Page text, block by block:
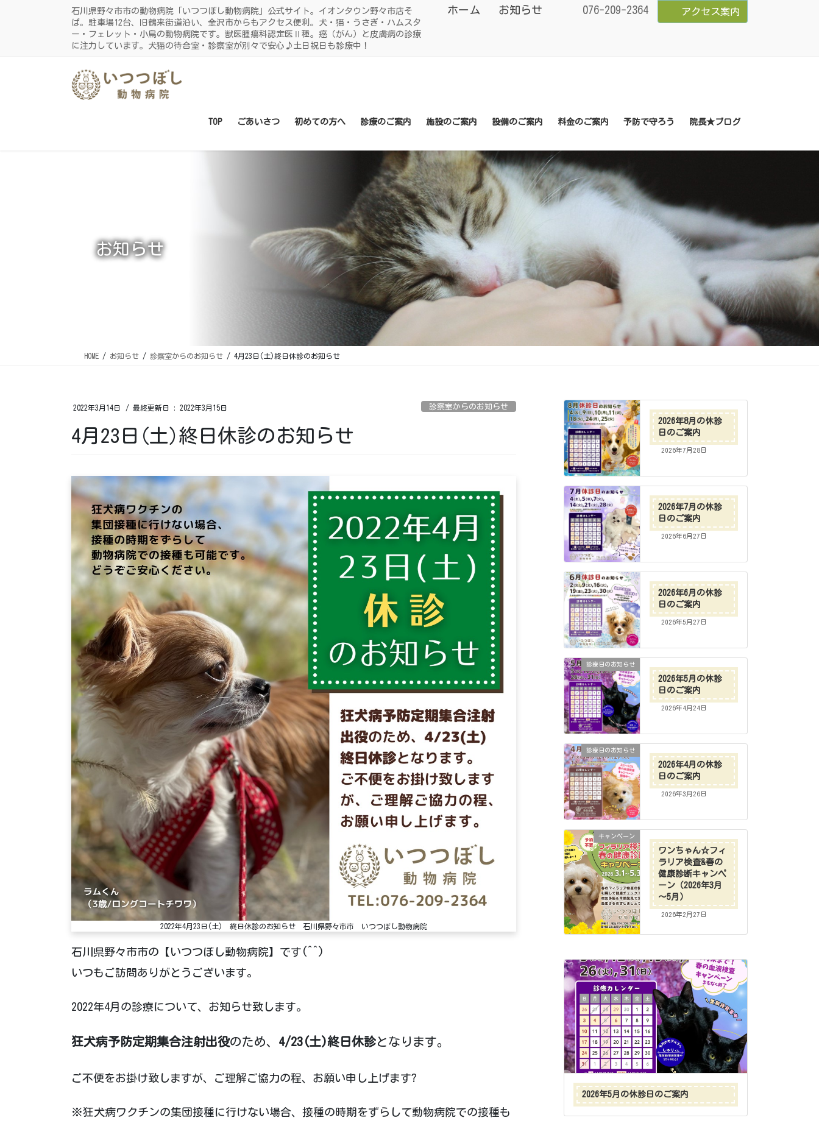
石川県野々市市の動物病院「いつつぼし動物病院」公式サイト。イオンタウン野々市店そ
ば。駐車場12台、旧鶴来街道沿い、金沢市からもアクセス便利。犬・猫・うさぎ・ハムスタ
ー・フェレット・小鳥の動物病院です。獣医腫瘍科認定医Ⅱ種。癌（がん）と皮膚病の診療
に注力しています。犬猫の待合室・診察室が別々で安心♪土日祝日も診療中！
ホーム お知らせ 076-209-2364 アクセス案内
TOP ごあいさつ 初めての方へ 診療のご案内 施設のご案内 設備のご案内 料金のご案内 予防で守ろう 院長★ブログ
お知らせ
HOME お知らせ 診察室からのお知らせ 4月23日(土)終日休診のお知らせ
2022年3月14日 / 最終更新日 : 2022年3月15日 診察室からのお知らせ
4月23日(土)終日休診のお知らせ
2022年4月23日(土) 終日休診のお知らせ 石川県野々市市 いつつぼし動物病院
石川県野々市市の【いつつぼし動物病院】です(^^)
いつもご訪問ありがとうございます。
2022年4月の診療について、お知らせ致します。
狂犬病予防定期集合注射出役のため、 4/23(土)終日休診となります。
ご不便をお掛け致しますが、ご理解ご協力の程、お願い申し上げます?
※狂犬病ワクチンの集団接種に行けない場合、接種の時期をずらして動物病院での接種も
2026年8月の休診
日のご案内
2026年7月28日
2026年7月の休診
日のご案内
2026年6月27日
2026年6月の休診
日のご案内
2026年5月27日
診療日のお知らせ
2026年5月の休診
日のご案内
2026年4月24日
診療日のお知らせ
2026年4月の休診
日のご案内
2026年3月26日
キャンペーン
ワンちゃん☆フィ
ラリア検査&春の
健康診断キャンペ
ーン（2026年3月
～5月）
2026年2月27日
2026年5月の休診日のご案内